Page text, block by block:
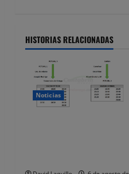
i
ó
HISTORIAS RELACIONADAS
Noticias